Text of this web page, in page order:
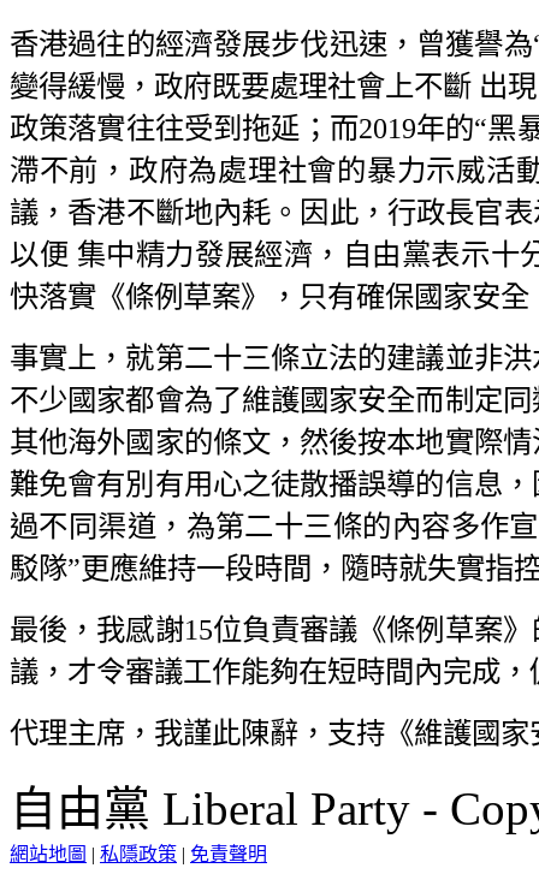
香港過往的經濟發展步伐迅速，曾獲譽
變得緩慢，政府既要處理社會上不斷 出
政策落實往往受到拖延；而2019年的“黑
滯不前，政府為處理社會的暴力示威活
議，香港不斷地內耗。因此，行政長官
以便 集中精力發展經濟，自由黨表示十
快落實《條例草案》，只有確保國家安
事實上，就第二十三條立法的建議並非
不少國家都會為了維護國家安全而制定
其他海外國家的條文，然後按本地實際
難免會有別有用心之徒散播誤導的信息
過不同渠道，為第二十三條的內容多作
駁隊”更應維持一段時間，隨時就失實指
最後，我感謝15位負責審議《條例草案
議，才令審議工作能夠在短時間內完成
代理主席，我謹此陳辭，支持《維護國
自由黨 Liberal Party -
網站地圖 | 私隱政策 | 免責聲明